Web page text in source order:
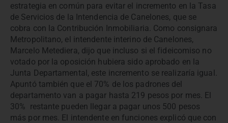
estrategia en común para evitar el incremento en la Tasa
de Servicios de la Intendencia de Canelones, que se
cobra con la Contribución Inmobiliaria. Como consignara
Metropolitano, el intendente interino de Canelones,
Marcelo Metediera, dijo que incluso si el fideicomiso no
votado por la oposición hubiera sido aprobado en la
Junta Departamental, este incremento se realizaría igual.
Apuntó también que el 70% de los padrones del
departamento van a pagar hasta 219 pesos por mes. El
30% restante pueden llegar a pagar unos 500 pesos
más por mes. El intendente en funciones explicó que con